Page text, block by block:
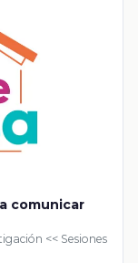
comunicar
<< Sesiones